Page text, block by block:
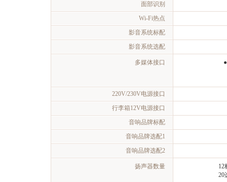
面部识别
Wi-Fi热点
影音系统标配
影音系统选配
多媒体接口
220V/230V电源接口
行李箱12V电源接口
音响品牌标配
音响品牌选配1
音响品牌选配2
扬声器数量
12
20